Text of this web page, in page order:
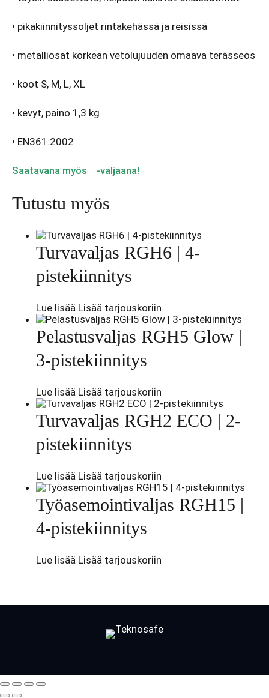
• pikakiinnityssoljet rintakehässä ja reisissä
• metalliosat korkean vetolujuuden omaava terässeos
• koot S, M, L, XL
• kevyt, paino 1,3 kg
• EN361:2002
Saatavana myös -valjaana!
Tutustu myös
Turvavaljas RGH6 | 4-
pistekiinnitys
Lue lisää Lisää tarjouskoriin
Pelastusvaljas RGH5 Glow |
3-pistekiinnitys
Lue lisää Lisää tarjouskoriin
Turvavaljas RGH2 ECO | 2-
pistekiinnitys
Lue lisää Lisää tarjouskoriin
Työasemointivaljas RGH15 |
4-pistekiinnitys
Lue lisää Lisää tarjouskoriin